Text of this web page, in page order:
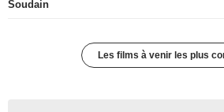
Soudain
Les films à venir les plus